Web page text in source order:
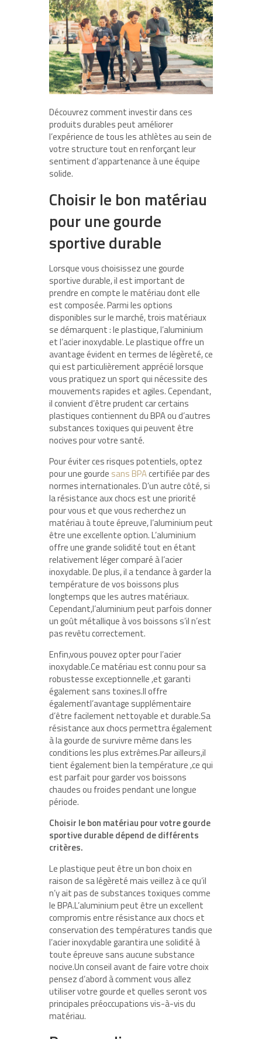
Découvrez comment investir dans ces
produits durables peut améliorer
l’expérience de tous les athlètes au sein de
votre structure tout en renforçant leur
sentiment d’appartenance à une équipe
solide.
Choisir le bon matériau
pour une gourde
sportive durable
Lorsque vous choisissez une gourde
sportive durable, il est important de
prendre en compte le matériau dont elle
est composée. Parmi les options
disponibles sur le marché, trois matériaux
se démarquent : le plastique, l’aluminium
et l’acier inoxydable. Le plastique offre un
avantage évident en termes de légèreté, ce
qui est particulièrement apprécié lorsque
vous pratiquez un sport qui nécessite des
mouvements rapides et agiles. Cependant,
il convient d’être prudent car certains
plastiques contiennent du BPA ou d’autres
substances toxiques qui peuvent être
nocives pour votre santé.
Pour éviter ces risques potentiels, optez
pour une gourde sans BPAcertifiée par des
normes internationales. D’un autre côté, si
la résistance aux chocs est une priorité
pour vous et que vous recherchez un
matériau à toute épreuve, l’aluminium peut
être une excellente option. L’aluminium
offre une grande solidité tout en étant
relativement léger comparé à l’acier
inoxydable. De plus, il a tendance à garder la
température de vos boissons plus
longtemps que les autres matériaux.
Cependant,l’aluminium peut parfois donner
un goût métallique à vos boissons s’il n’est
pas revêtu correctement.
Enfin,vous pouvez opter pour l’acier
inoxydable.Ce matériau est connu pour sa
robustesse exceptionnelle ,et garanti
également sans toxines.Il offre
égalementl’avantage supplémentaire
d’être facilement nettoyable et durable.Sa
résistance aux chocs permettra également
à la gourde de survivre même dans les
conditions les plus extrêmes.Par ailleurs,il
tient également bien la température ,ce qui
est parfait pour garder vos boissons
chaudes ou froides pendant une longue
période.
Choisir le bon matériau pour votre gourde
sportive durable dépend de différents
critères.
Le plastique peut être un bon choix en
raison de sa légèreté mais veillez à ce qu’il
n’y ait pas de substances toxiques comme
le BPA.L’aluminium peut être un excellent
compromis entre résistance aux chocs et
conservation des températures tandis que
l’acier inoxydable garantira une solidité à
toute épreuve sans aucune substance
nocive.Un conseil avant de faire votre choix
pensez d’abord à comment vous allez
utiliser votre gourde et quelles seront vos
principales préoccupations vis-à-vis du
matériau.